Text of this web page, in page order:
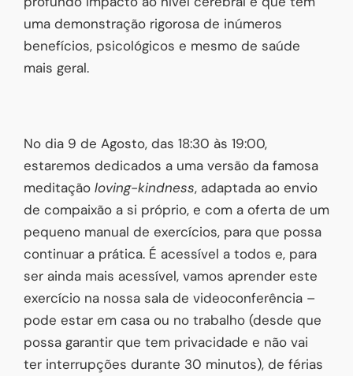
uma demonstração rigorosa de inúmeros
benefícios, psicológicos e mesmo de saúde
mais geral.
No dia 9 de Agosto, das 18:30 às 19:00,
estaremos dedicados a uma versão da famosa
meditação loving-kindness, adaptada ao envio
de compaixão a si próprio, e com a oferta de um
pequeno manual de exercícios, para que possa
continuar a prática. É acessível a todos e, para
ser ainda mais acessível, vamos aprender este
exercício na nossa sala de videoconferência –
pode estar em casa ou no trabalho (desde que
possa garantir que tem privacidade e não vai
ter interrupções durante 30 minutos), de férias